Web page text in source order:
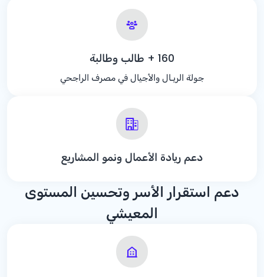
+ 160 طالب وطالبة
جولة الريـال والأجيال في مصرف الراجحي
دعم ريادة الأعمال ونمو المشاريع
دعم استقرار الأسر وتحسين المستوى
المعيشي